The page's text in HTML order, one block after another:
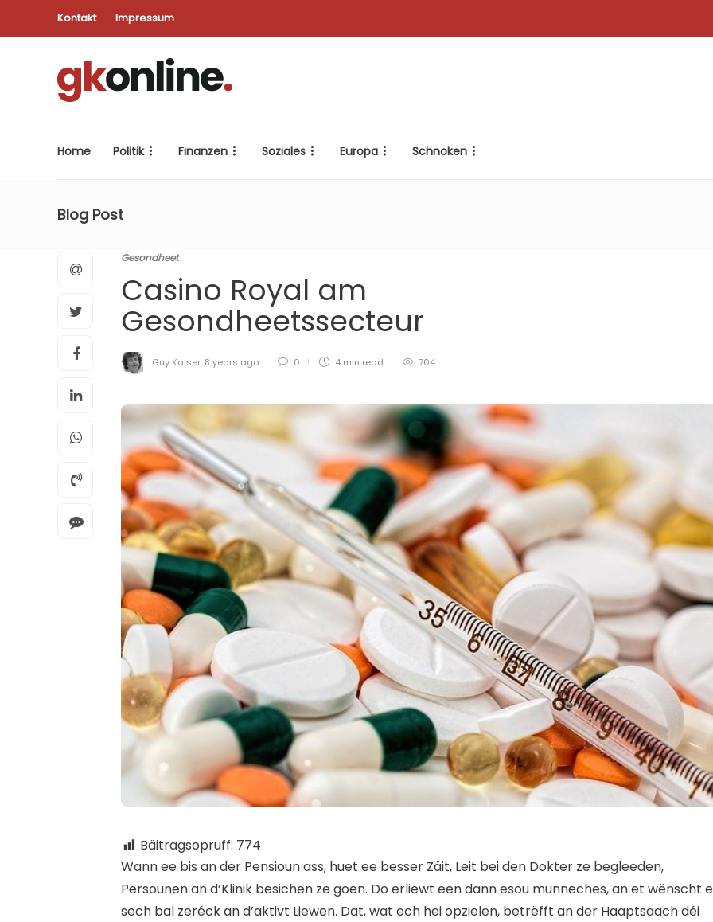
Kontakt Impressum
Home Politik Finanzen Soziales Europa Schnoken
Blog Post
Gesondheet
Casino Royal am
Gesondheetssecteur
Guy Kaiser, 8 years ago 0 4 min read 704
Bäitragsopruff: 774
Wann ee bis an der Pensioun ass, huet ee besser Zäit, Leit bei den Dokter ze begleeden,
Persounen an d’Klinik besichen ze goen. Do erliewt een dann esou munneches, an et wënscht
sech bal zeréck an d’aktivt Liewen. Dat, wat ech hei opzielen, betrëfft an der Haaptsaach déi